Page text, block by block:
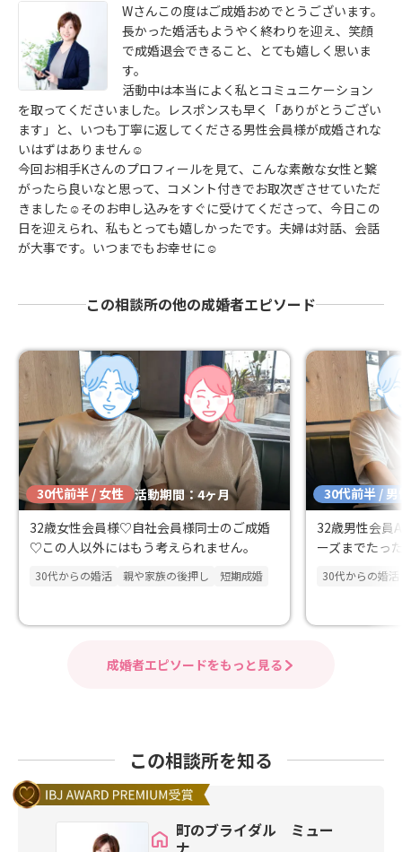
Wさんこの度はご成婚おめでとうございます。
長かった婚活もようやく終わりを迎え、笑顔
で成婚退会できること、とても嬉しく思いま
す。
活動中は本当によく私とコミュニケーション
を取ってくださいました。レスポンスも早く「ありがとうござい
ます」と、いつも丁寧に返してくださる男性会員様が成婚されな
いはずはありません☺
今回お相手Kさんのプロフィールを見て、こんな素敵な女性と繋
がったら良いなと思って、コメント付きでお取次ぎさせていただ
きました☺そのお申し込みをすぐに受けてくださって、今日この
日を迎えられ、私もとっても嬉しかったです。夫婦は対話、会話
が大事です。いつまでもお幸せに☺
この相談所の他の成婚者エピソード
30代前半 / 女性 活動期間：4ヶ月
32歳女性会員様♡自社会員様同士のご成婚
♡この人以外にはもう考えられません。
30代からの婚活 親や家族の後押し 短期成婚
30代前半 / 男
32歳男性会員
ーズまでたっ
30代からの婚活
成婚者エピソードをもっと見る
この相談所を知る
町のブライダル ミュー
ナ